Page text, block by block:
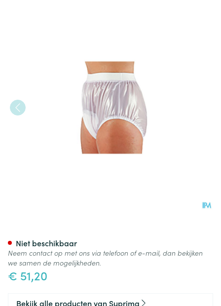
€ 51,20
Niet beschikbaar
Neem contact op met ons via telefoon of e-mail, dan bekijken
we samen de mogelijkheden.
Bekijk alle producten van Suprima